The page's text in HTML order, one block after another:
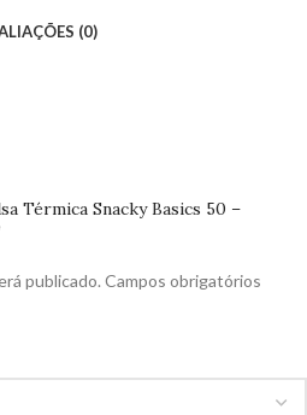
(0)
Térmica Snacky Basics 50 –
publicado.Campos obrigatórios